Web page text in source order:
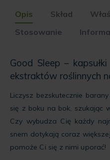
for
this
product
Opis Skład
Stosowanie
Good Sleep –
ekstraktów roślinnych
Liczysz bezskutecznie
się z boku na bok, szukając
Czy wybudza Cię każdy
snem dotykają coraz
pomoże Ci się z nimi uporać!